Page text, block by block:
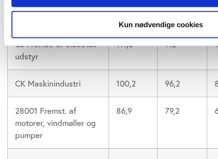
få meter
Dine valg anvendes på hele websitet.
sociale medier og til at analysere vores trafik. Vi deler også
vores website med vores partnere inden for sociale medier,
har givet dem, eller som de har indsamlet fra din brug af
til vores cookies, hvis du fortsætter med at anvende vores
Kun nødvendige cookies
CJ Fremst. af elektrisk
udstyr
111,5 112
CK Maskinindustri 100,2 96,2
28001 Fremst. af
motorer, vindmøller og
pumper
86,9 79,2